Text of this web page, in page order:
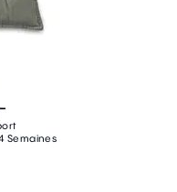
Semaines